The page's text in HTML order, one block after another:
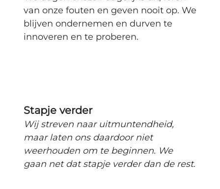
van onze fouten en geven nooit op. We
blijven ondernemen en durven te
innoveren en te proberen.
Stapje verder
Wij streven naar uitmuntendheid,
maar laten ons daardoor niet
weerhouden om te beginnen. We
gaan net dat stapje verder dan de rest.